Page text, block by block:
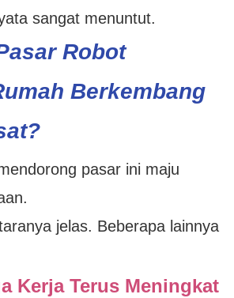
sangat menuntut.
Robot
Berkembang
pasar ini maju
jelas. Beberapa lainnya
Kerja Terus Meningkat